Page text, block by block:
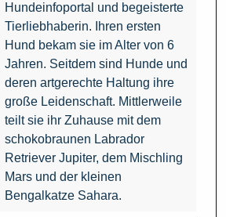
Hundeinfoportal und begeisterte
Tierliebhaberin. Ihren ersten
Hund bekam sie im Alter von 6
Jahren. Seitdem sind Hunde und
deren artgerechte Haltung ihre
große Leidenschaft. Mittlerweile
teilt sie ihr Zuhause mit dem
schokobraunen Labrador
Retriever Jupiter, dem Mischling
Mars und der kleinen
Bengalkatze Sahara.